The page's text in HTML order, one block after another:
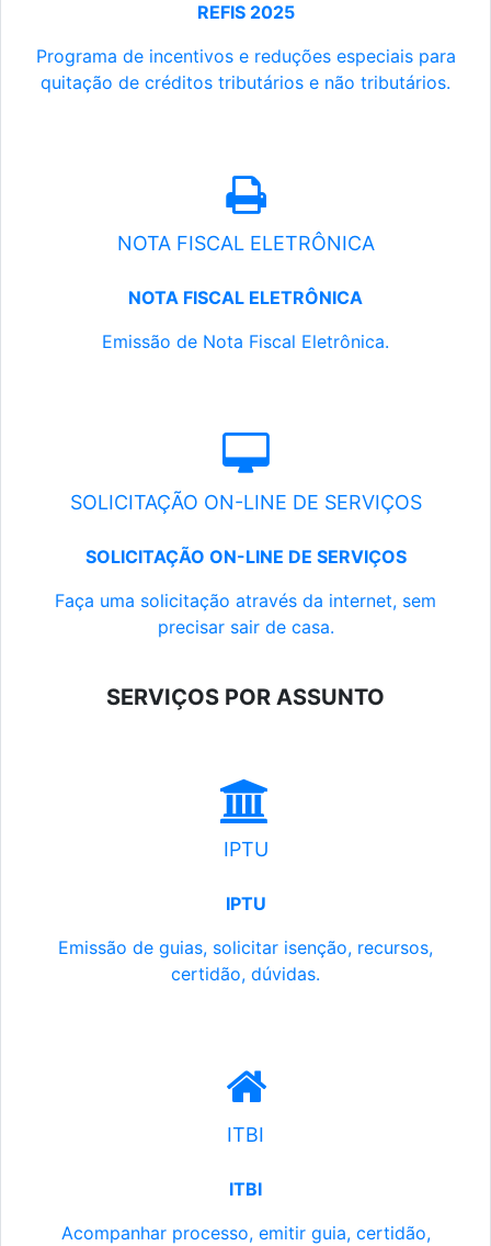
REFIS 2025
Programa de incentivos e reduções especiais para
quitação de créditos tributários e não tributários.
NOTA FISCAL ELETRÔNICA
NOTA FISCAL ELETRÔNICA
Emissão de Nota Fiscal Eletrônica.
SOLICITAÇÃO ON-LINE DE SERVIÇOS
SOLICITAÇÃO ON-LINE DE SERVIÇOS
Faça uma solicitação através da internet, sem
precisar sair de casa.
SERVIÇOS POR ASSUNTO
IPTU
IPTU
Emissão de guias, solicitar isenção, recursos,
certidão, dúvidas.
ITBI
ITBI
Acompanhar processo, emitir guia, certidão,